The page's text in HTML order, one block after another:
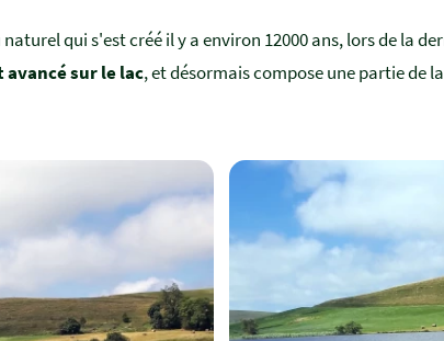
qui s'est créé il y a environ 12000 ans, lors de la
sur le lac, et désormais compose une partie de